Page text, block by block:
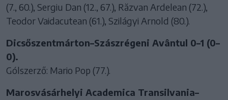
(7., 60.), Sergiu Dan (12., 67.), Răzvan Ardelean (72.),
Teodor Vaidacutean (61.), Szilágyi Arnold (80.).
Dicsőszentmárton–Szászrégeni Avântul 0–1 (0–
0).
Gólszerző: Mario Pop (77.).
Marosvásárhelyi Academica Transilvania–